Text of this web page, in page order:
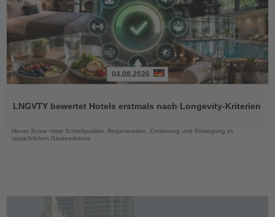
die
04.08.2026
LNGVTY bewertet Hotels erstmals nach Longevity-Kriterien
Neuer Score misst Schlafqualität, Regeneration, Ernährung und Bewegung im
tatsächlichen Gästeerlebnis